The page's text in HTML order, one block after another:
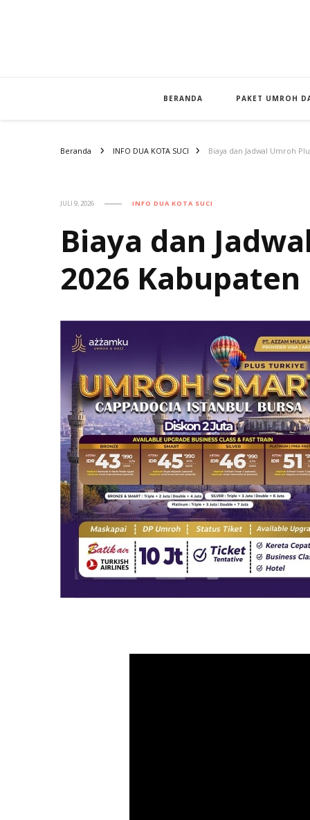
BERANDA PAKET UMROH
Beranda INFO DUA KOTA SUCI Biaya dan Jadwal Umroh
JULI 9, 2026 INFO DUA KOTA SUCI
Biaya dan
2026